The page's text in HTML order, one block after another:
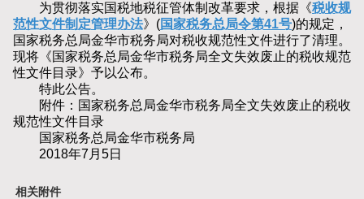
为贯彻落实国税地税征管体制改革要求，根据《税收规
范性文件制定管理办法》(国家税务总局令第41号)的规定，
国家税务总局金华市税务局对税收规范性文件进行了清理。
现将《国家税务总局金华市税务局全文失效废止的税收规范
性文件目录》予以公布。
特此公告。
附件：国家税务总局金华市税务局全文失效废止的税收
规范性文件目录
国家税务总局金华市税务局
2018年7月5日
相关附件